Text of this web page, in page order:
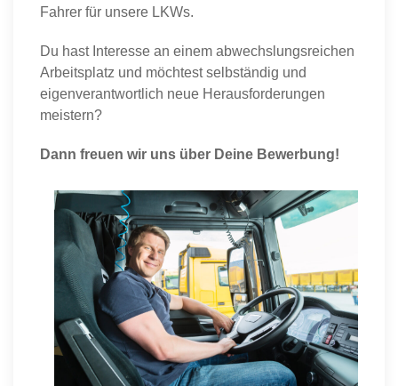
Fahrer für unsere LKWs.
Du hast Interesse an einem abwechslungsreichen
Arbeitsplatz und möchtest selbständig und
eigenverantwortlich neue Herausforderungen
meistern?
Dann freuen wir uns über Deine Bewerbung!